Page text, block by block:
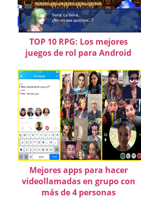
TOP 10 RPG: Los mejores
juegos de rol para Android
Mejores apps para hacer
videollamadas en grupo con
más de 4 personas